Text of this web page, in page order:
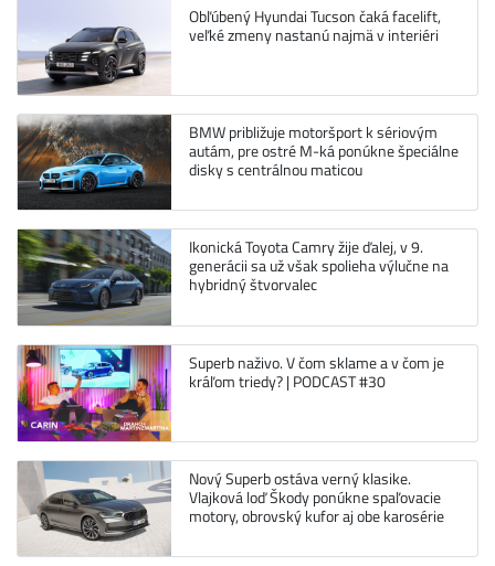
Obľúbený Hyundai Tucson čaká facelift,
veľké zmeny nastanú najmä v interiéri
BMW približuje motoršport k sériovým
autám, pre ostré M-ká ponúkne špeciálne
disky s centrálnou maticou
Ikonická Toyota Camry žije ďalej, v 9.
generácii sa už však spolieha výlučne na
hybridný štvorvalec
Superb naživo. V čom sklame a v čom je
kráľom triedy? | PODCAST #30
Nový Superb ostáva verný klasike.
Vlajková loď Škody ponúkne spaľovacie
motory, obrovský kufor aj obe karosérie